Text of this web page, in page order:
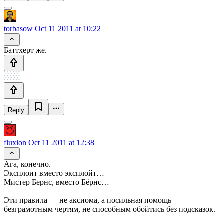
torbasow Oct 11 2011 at 10:22
Баттхерт же.
Reply
fluxion Oct 11 2011 at 12:38
Ага, конечно.
Эксплоит вместо эксплойт…
Мистер Бернс, вместо Бёрнс…
Эти правила — не аксиома, а посильная помощь
безграмотным чертям, не способным обойтись без подсказок.